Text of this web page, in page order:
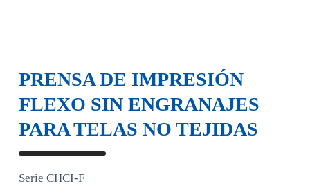
PRENSA DE IMPRESIÓN
FLEXO SIN ENGRANAJES
PARA TELAS NO TEJIDAS
Serie CHCI-F